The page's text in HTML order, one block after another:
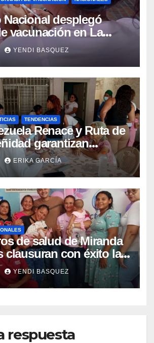
Nacional desplegó
vacunación en La
garantizar protección
YENDI BASQUEZ
TENDENCIAS
Renace y Ruta de
garantizan
integral en
ERIKA GARCÍA
de salud de Miranda
clausuran con éxito la
de la Lactancia
YENDI BASQUEZ
respuesta